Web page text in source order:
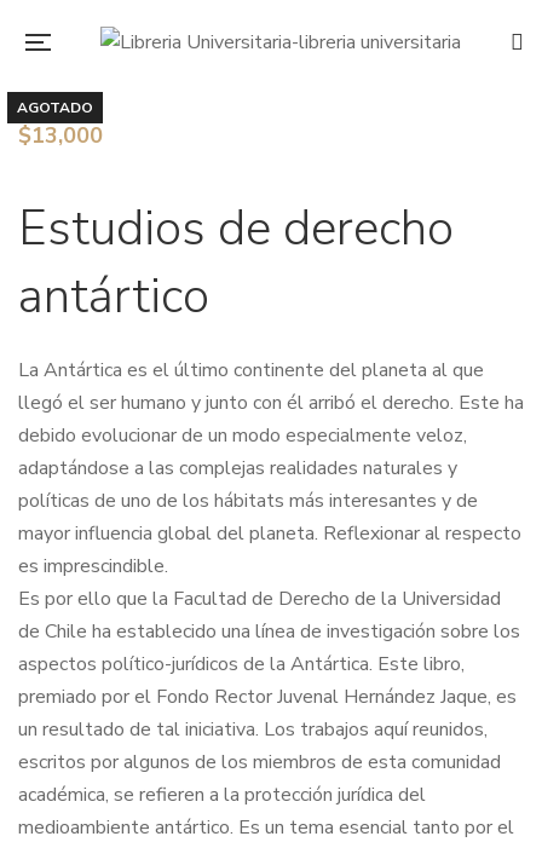
AGOTADO
$13,000
Estudios de derecho
antártico
La Antártica es el último continente del planeta al que
llegó el ser humano y junto con él arribó el derecho. Este ha
debido evolucionar de un modo especialmente veloz,
adaptándose a las complejas realidades naturales y
políticas de uno de los hábitats más interesantes y de
mayor influencia global del planeta. Reflexionar al respecto
es imprescindible.
Es por ello que la Facultad de Derecho de la Universidad
de Chile ha establecido una línea de investigación sobre los
aspectos político-jurídicos de la Antártica. Este libro,
premiado por el Fondo Rector Juvenal Hernández Jaque, es
un resultado de tal iniciativa. Los trabajos aquí reunidos,
escritos por algunos de los miembros de esta comunidad
académica, se refieren a la protección jurídica del
medioambiente antártico. Es un tema esencial tanto por el